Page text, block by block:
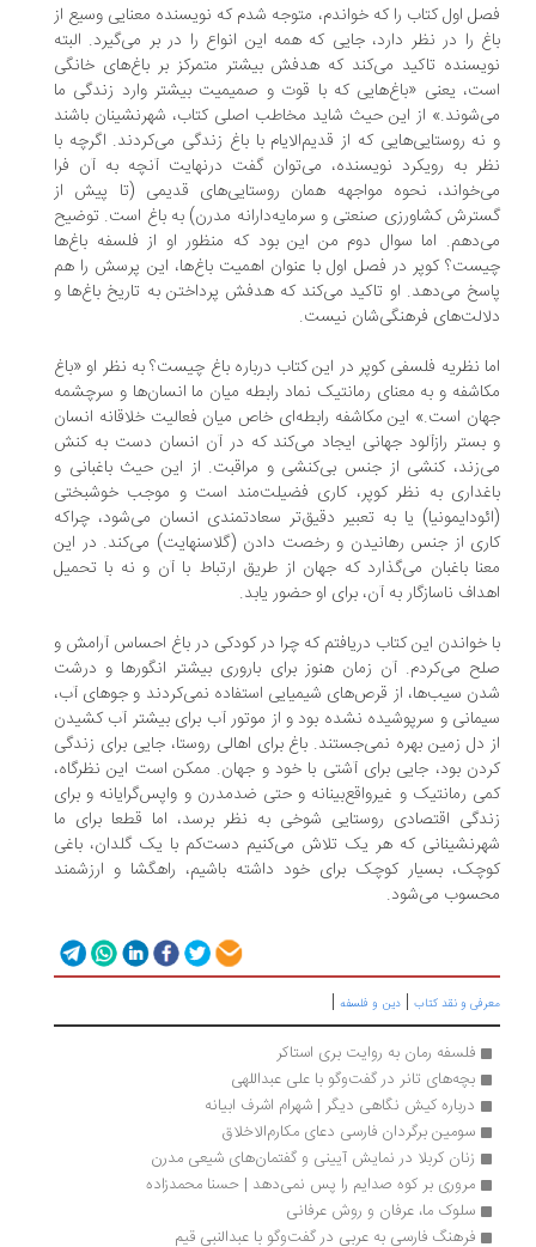
اول کتاب را که خواندم، متوجه شدم که نویسنده معنایی وسیع از
را در نظر دارد، جایی که همه این انواع را در بر می‌گیرد. البته
تاکید می‌کند که هدفش بیشتر متمرکز بر باغ‌های خانگی
یعنی «باغ‌هایی که با قوت و صمیمیت بیشتر وارد زندگی ما
از این حیث شاید مخاطب اصلی کتاب، شهرنشینان باشند
روستایی‌هایی که از قدیم‌الایام با باغ زندگی می‌کردند. اگرچه با
به رویکرد نویسنده، می‌توان گفت در‌نهایت آنچه به آن فرا
نحوه مواجهه همان روستایی‌های قدیمی (تا پیش از
کشاورزی صنعتی و سرمایه‌دارانه مدرن) به باغ است. توضیح
اما سوال دوم من این بود که منظور او از فلسفه باغ‌ها
کوپر در فصل اول با عنوان اهمیت باغ‌ها، این پرسش را هم
می‌دهد. او تاکید می‌کند که هدفش پرداختن به تاریخ باغ‌ها و
فرهنگی‌شان نیست.
نظریه فلسفی کوپر در این کتاب درباره باغ چیست؟ به نظر او «باغ
و به معنای رمانتیک نماد رابطه میان ما انسان‌ها و سرچشمه
است.» این مکاشفه رابطه‌ای خاص میان فعالیت خلاقانه انسان
رازآلود جهانی ایجاد می‌کند که در آن انسان دست به کنش
کنشی از جنس بی‌کنشی و مراقبت. از این حیث باغبانی و
به نظر کوپر، کاری فضیلت‌مند است و موجب خوشبختی
یا به تعبیر دقیق‌تر سعادتمندی انسان می‌شود، چراکه
از جنس رهانیدن و رخصت دادن (گلاسنهایت) می‌کند. در این
باغبان می‌گذارد که جهان از طریق ارتباط با آن و نه با تحمیل
ناسازگار به آن، برای او حضور یابد.
خواندن این کتاب دریافتم که چرا در کودکی در باغ احساس آرامش و
می‌کردم. آن زمان هنوز برای باروری بیشتر انگورها و درشت
سیب‌ها، از قرص‌های شیمیایی استفاده نمی‌کردند و جوهای آب،
و سرپوشیده نشده بود و از موتور آب برای بیشتر آب کشیدن
دل زمین بهره نمی‌جستند. باغ برای اهالی روستا، جایی برای زندگی
بود، جایی برای آشتی با خود و جهان. ممکن است این نظرگاه،
رمانتیک و غیرواقع‌بینانه و حتی ضدمدرن و واپس‌گرایانه و برای
اقتصادی روستایی شوخی به نظر برسد، اما قطعا برای ما
که هر یک تلاش می‌کنیم دست‌کم با یک گلدان، باغی
بسیار کوچک برای خود داشته باشیم، راهگشا و ارزشمند
می‌شود.
و نقد کتاب|دین و فلسفه|
فلسفه رمان به روایت بری استاکر
بچه‌های تانر در گفت‌وگو با علی عبداللهی
درباره کیش نگاهی دیگر | شهرام اشرف ابیانه
سومین برگردان فارسی دعای مکارم‌الاخلاق
زنان کربلا در نمایش آیینی و گفتمان‌های شیعی مدرن
مروری بر کوه صدایم را پس نمی‌دهد | حسنا محمدزاده
سلوک ما، عرفان و روش عرفانی
فرهنگ فارسی به عربی در گفت‌وگو با عبدالنبی قیم